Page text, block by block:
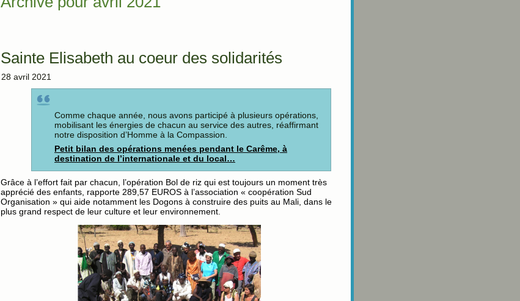
Sainte Elisabeth au coeur des solidarités
28 avril 2021
Comme chaque année, nous avons participé à plusieurs opérations,
mobilisant les énergies de chacun au service des autres, réaffirmant
notre disposition d’Homme à la Compassion.
Petit bilan des opérations menées pendant le Carême, à
destination de l’internationale et du local…
Grâce à l’effort fait par chacun, l’opération Bol de riz qui est toujours un moment très
apprécié des enfants, rapporte 289,57 EUROS à l’association « coopération Sud
Organisation » qui aide notamment les Dogons à construire des puits au Mali, dans le
plus grand respect de leur culture et leur environnement.